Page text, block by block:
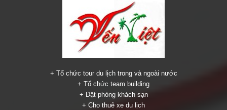
+ Tổ chức tour du lịch trong và ngoài nước
+ Tổ chức team building
+ Đặt phòng khách sạn
+ Cho thuê xe du lịch